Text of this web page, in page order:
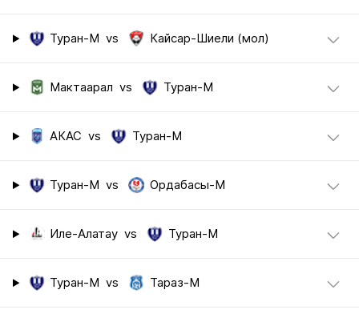
Туран-М vs Кайсар-Шиели (мол)
Мактаарал vs Туран-М
АКАС vs Туран-М
Туран-М vs Ордабасы-М
Иле-Алатау vs Туран-М
Туран-М vs Тараз-М